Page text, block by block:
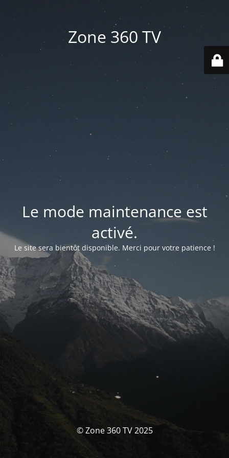
Zone 360 TV
Le mode maintenance est
activé.
Le site sera bientôt disponible. Merci pour votre patience !
© Zone 360 TV 2025